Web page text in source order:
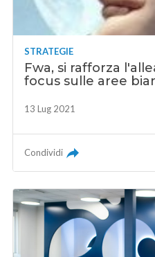
STRATEGIE
Fwa, si rafforza
focus sulle aree
13 Lug 2021
Condividi